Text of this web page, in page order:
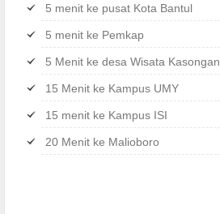
5 menit ke pusat Kota Bantul
5 menit ke Pemkap
5 Menit ke desa Wisata Kasongan
15 Menit ke Kampus UMY
15 menit ke Kampus ISI
20 Menit ke Malioboro